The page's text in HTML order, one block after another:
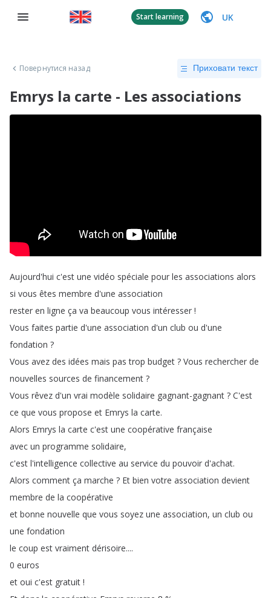
Start learning UK
Повернутися назад Приховати текст
Emrys la carte - Les associations
Aujourd'hui c'est une vidéo spéciale pour les associations alors
si vous êtes membre d'une association
rester en ligne ça va beaucoup vous intéresser !
Vous faites partie d'une association d'un club ou d'une
fondation ?
Vous avez des idées mais pas trop budget ? Vous rechercher de
nouvelles sources de financement ?
Vous rêvez d'un vrai modèle solidaire gagnant-gagnant ? C'est
ce que vous propose et Emrys la carte.
Alors Emrys la carte c'est une coopérative française
avec un programme solidaire,
c'est l'intelligence collective au service du pouvoir d'achat.
Alors comment ça marche ? Et bien votre association devient
membre de la coopérative
et bonne nouvelle que vous soyez une association, un club ou
une fondation
le coup est vraiment dérisoire....
0 euros
et oui c'est gratuit !